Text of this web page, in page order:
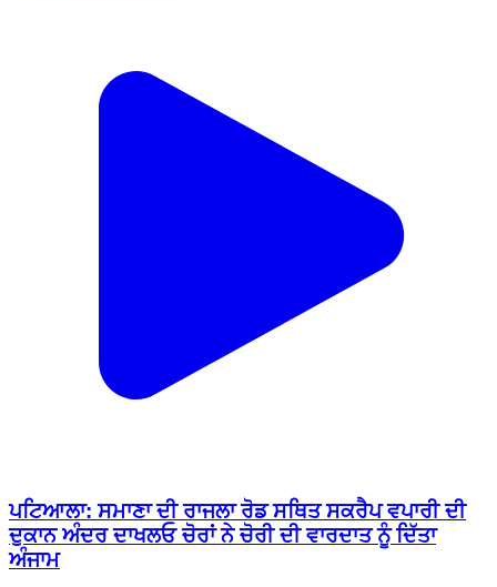
ਪਟਿਆਲਾ: ਸਮਾਣਾ ਦੀ ਰਾਜਲਾ ਰੋਡ ਸਥਿਤ ਸਕਰੈਪ ਵਪਾਰੀ ਦੀ
ਦੁਕਾਨ ਅੰਦਰ ਦਾਖਲਓ ਚੋਰਾਂ ਨੇ ਚੋਰੀ ਦੀ ਵਾਰਦਾਤ ਨੂੰ ਦਿੱਤਾ
ਅੰਜਾਮ